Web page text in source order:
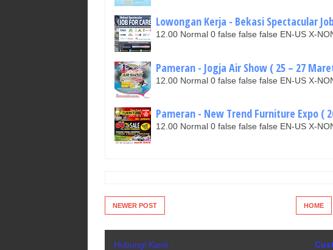
Lowongan Kerja - Bekasi Spectacular
12.00 Normal 0 false false false EN-US X-
Pameran - Jogja Air Show ( 25 – 27
12.00 Normal 0 false false false EN-US X-
Pameran - New Trend Furniture Expo (
12.00 Normal 0 false false false EN-US X-
NEWER POST HOME
Hubungi Kami :